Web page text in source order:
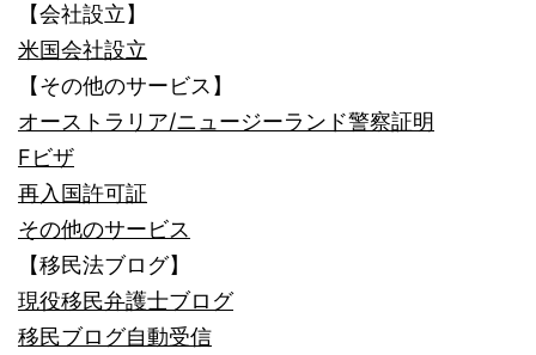
【会社設立】
米国会社設立
【その他のサービス】
オーストラリア/ニュージーランド警察証明
Fビザ
再入国許可証
その他のサービス
【移民法ブログ】
現役移民弁護士ブログ
移民ブログ自動受信